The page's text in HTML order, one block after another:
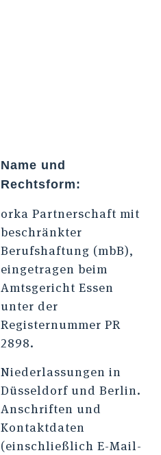
Name und
Rechtsform:
orka Partnerschaft mit
beschränkter
Berufshaftung (mbB),
eingetragen beim
Amtsgericht Essen
unter der
Registernummer PR
2898.
Niederlassungen in
Düsseldorf und Berlin.
Anschriften und
Kontaktdaten
(einschließlich E-Mail-